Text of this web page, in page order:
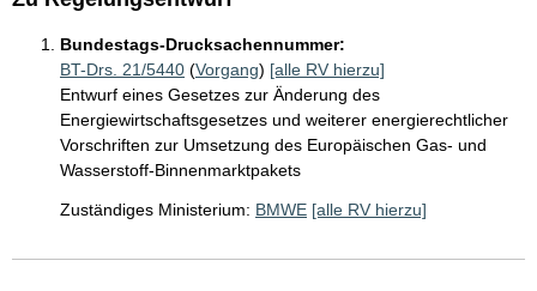
Bundestags-Drucksachennummer:
BT-Drs. 21/5440 (Vorgang) [alle RV hierzu]
Entwurf eines Gesetzes zur Änderung des
Energiewirtschaftsgesetzes und weiterer energierechtlicher
Vorschriften zur Umsetzung des Europäischen Gas- und
Wasserstoff-Binnenmarktpakets
Zuständiges Ministerium: BMWE [alle RV hierzu]